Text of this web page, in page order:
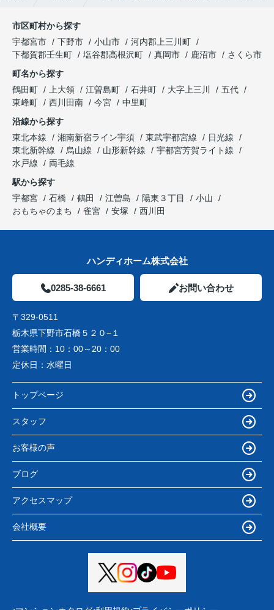
市区町村から探す
宇都宮市
下野市 小山市
河内郡上三川町
下都賀郡壬生町
塩谷郡高根沢町 真岡市 鹿沼市
さくら市
町名から探す
鶴田町
上大領 江曽島町 石井町 大字上三川
五代
東峰町
西川田南 今宮
中里町
沿線から探す
東北本線
湘南新宿ライン宇須 東武宇都宮線
日光線
東北新幹線
烏山線 山形新幹線
宇都宮芳賀ライト線
水戸線
両毛線
駅から探す
宇都宮
石橋 鶴田 江曽島 陽東３丁目
小山
おもちゃのまち
雀宮 安塚 西川田
ハンディホーム株式会社
0285-38-6661 お問い合わせ
〒329-0511
栃木県下野市石橋５２０−１
営業時間： 10：00～20：00
定休日： 水曜日
トップページ
スタッフ
お客様の声
ブログ
アクセスマップ
会社概要